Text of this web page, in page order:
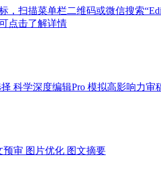
，扫描菜单栏二维码或微信搜索
点击了解详情
科学深度编辑Pro 模拟高影响力审
预审 图片优化 图文摘要